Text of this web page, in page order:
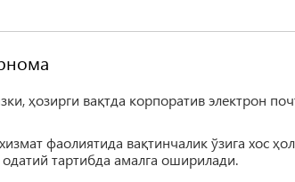
ҳозирги вақтда корпоратив электрон
фаолиятида вақтинчалик ўзига хос
тартибда амалга оширилади.